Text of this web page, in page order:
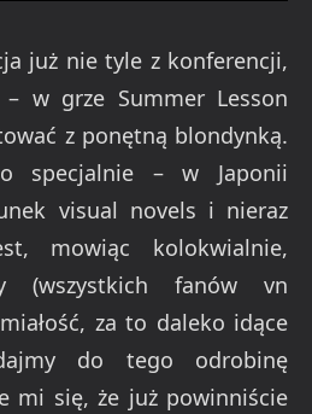
już nie tyle z konferencji,
w grze Summer Lesson
z ponętną blondynką.
specjalnie – w Japonii
visual novels i nieraz
mowiąc kolokwialnie,
(wszystkich fanów vn
za to daleko idące
do tego odrobinę
mi się, że już powinniście